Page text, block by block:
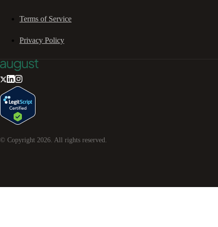
Terms of Service
Privacy Policy
© Copyright 2026. All rights reserved.